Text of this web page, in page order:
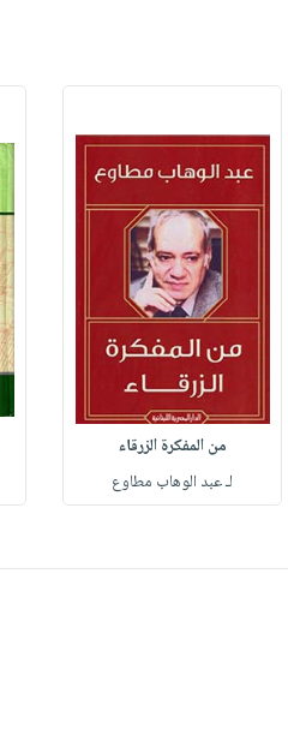
من المفكرة الزرقاء
لـ عبد الوهاب مطاوع